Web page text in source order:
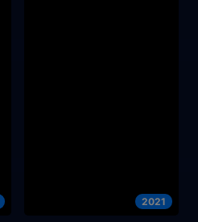
2021